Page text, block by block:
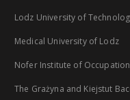
Lodz University of
Medical University of Lodz
Nofer Institute of
The Grażyna and Kiejstut